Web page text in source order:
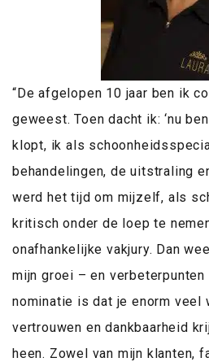
“De afgelopen 10 jaar ben ik
geweest. Toen dacht ik: ‘nu
klopt, ik als
behandelingen, de uitstraling
werd het tijd om mijzelf, als
kritisch onder de loep te
onafhankelijke vakjury. Dan
mijn groei – en
nominatie is dat je enorm veel
vertrouwen en dankbaarheid
heen. Zowel van mijn klanten,